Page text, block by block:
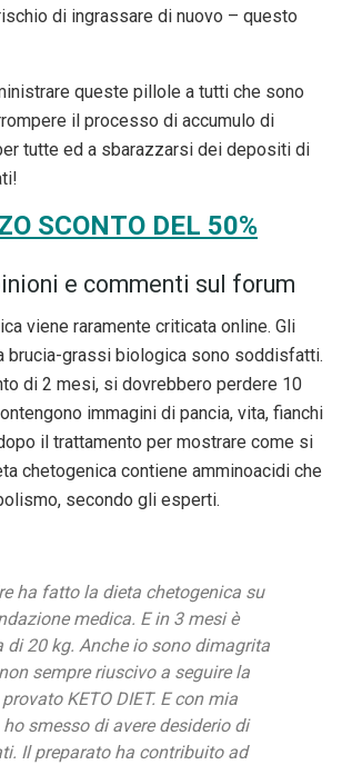
di ingrassare di nuovo – questo
queste pillole a tutti che sono
il processo di accumulo di
tutte ed a sbarazzarsi dei depositi di
SCONTO DEL 50%
e commenti sul forum
viene raramente criticata online. Gli
brucia-grassi biologica sono soddisfatti.
di 2 mesi, si dovrebbero perdere 10
immagini di pancia, vita, fianchi
il trattamento per mostrare come si
chetogenica contiene amminoacidi che
secondo gli esperti.
ha fatto la dieta chetogenica su
medica. E in 3 mesi è
di 20 kg. Anche io sono dimagrita
sempre riuscivo a seguire la
KETO DIET. E con mia
ho smesso di avere desiderio di
Il preparato ha contribuito ad